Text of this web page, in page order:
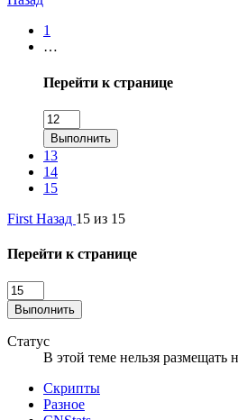
1
…
Перейти к странице
Выполнить
13
14
15
First Назад 15 из 15
Перейти к странице
Выполнить
Статус
В этой теме нельзя размещать
Скрипты
Разное